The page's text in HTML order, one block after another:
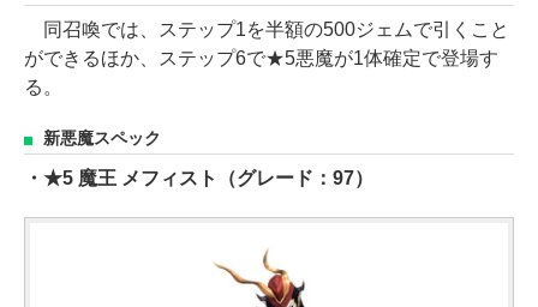
同召喚では、ステップ1を半額の500ジェムで引くこと
ができるほか、ステップ6で★5悪魔が1体確定で登場す
る。
新悪魔スペック
・★5 魔王 メフィスト（グレード：97）